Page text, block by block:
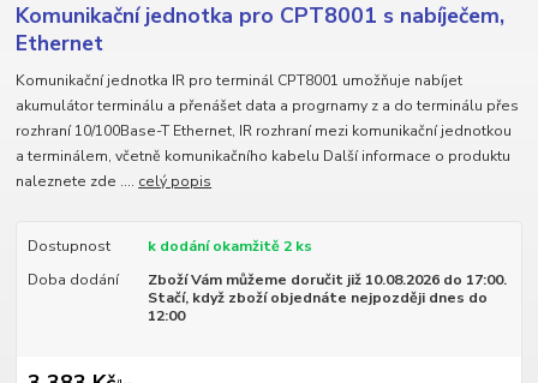
Komunikační jednotka pro CPT8001 s nabíječem,
Ethernet
Komunikační jednotka IR pro terminál CPT8001 umožňuje nabíjet
akumulátor terminálu a přenášet data a progrnamy z a do terminálu přes
rozhraní 10/100Base-T Ethernet, IR rozhraní mezi komunikační jednotkou
a terminálem, včetně komunikačního kabelu Další informace o produktu
naleznete zde .... celý popis
Dostupnost
k dodání okamžitě 2 ks
Doba dodání
Zboží Vám můžeme doručit již 10.08.2026 do 17:00.
Stačí, když zboží objednáte nejpozději dnes do
12:00